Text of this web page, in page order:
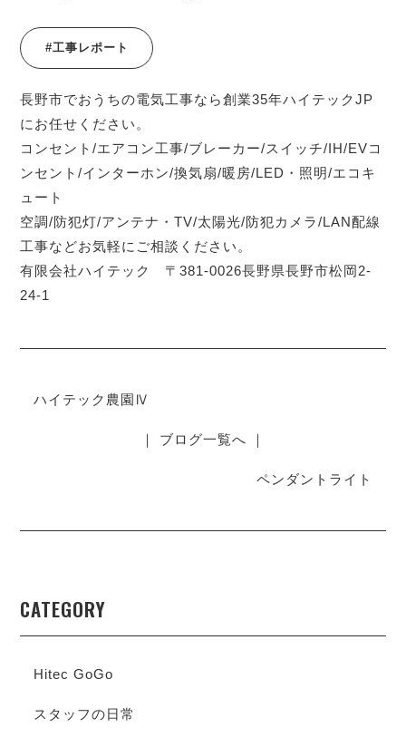
#工事レポート
長野市でおうちの電気工事なら創業35年ハイテックJP
にお任せください。
コンセント/エアコン工事/ブレーカー/スイッチ/IH/EVコ
ンセント/インターホン/換気扇/暖房/LED・照明/エコキ
ュート
空調/防犯灯/アンテナ・TV/太陽光/防犯カメラ/LAN配線
工事などお気軽にご相談ください。
有限会社ハイテック 〒381-0026長野県長野市松岡2-
24-1
ハイテック農園Ⅳ
｜ ブログ一覧へ ｜
ペンダントライト
CATEGORY
Hitec GoGo
スタッフの日常